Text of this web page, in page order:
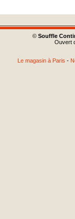
© Souffle
Ouvert
Le magasin à Paris -